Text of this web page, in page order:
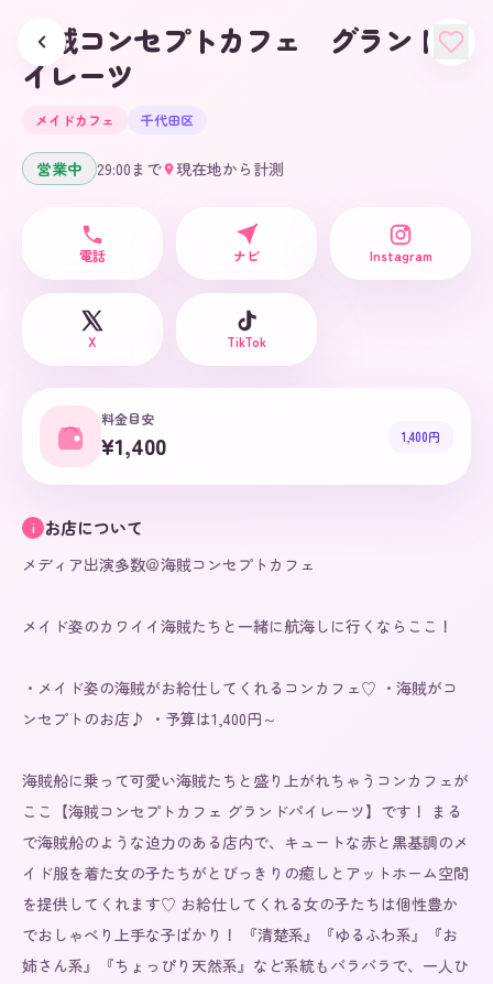
海賊コンセプトカフェ グランドパ
イレーツ
メイドカフェ 千代田区
営業中 29:00 まで 現在地から計測
電話 ナビ Instagram
X TikTok
料金目安
¥1,400 1,400円
i お店について
メディア出演多数＠海賊コンセプトカフェ
メイド姿のカワイイ海賊たちと一緒に航海しに行くならここ！
・メイド姿の海賊がお給仕してくれるコンカフェ♡ ・海賊がコ
ンセプトのお店♪ ・予算は1,400円～
海賊船に乗って可愛い海賊たちと盛り上がれちゃうコンカフェが
ここ【海賊コンセプトカフェ グランドパイレーツ】です！ まる
で海賊船のような迫力のある店内で、キュートな赤と黒基調のメ
イド服を着た女の子たちがとびっきりの癒しとアットホーム空間
を提供してくれます♡ お給仕してくれる女の子たちは個性豊か
でおしゃべり上手な子ばかり！ 『清楚系』『ゆるふわ系』『お
姉さん系』『ちょっぴり天然系』など系統もバラバラで、一人ひ